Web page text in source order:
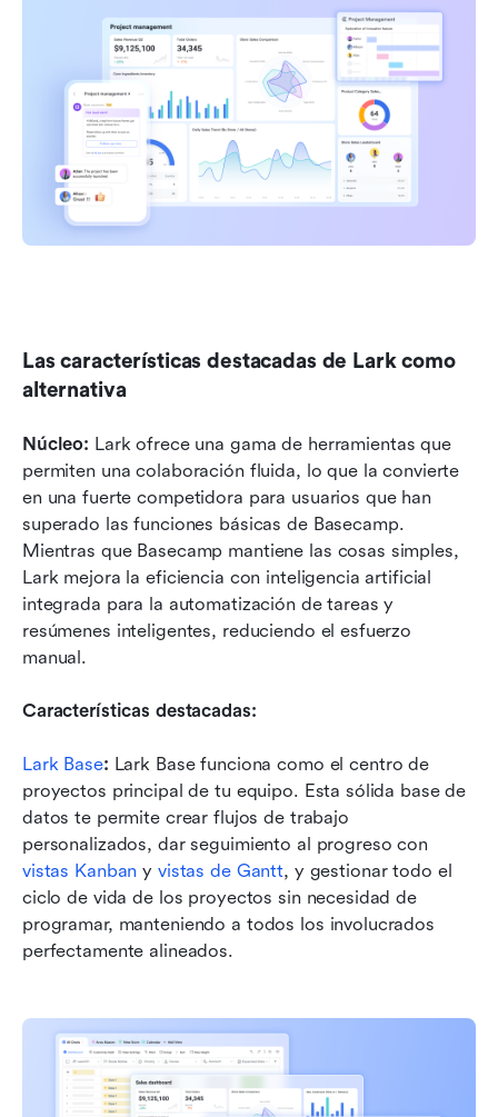
Las características destacadas de Lark como
alternativa
Núcleo: Lark ofrece una gama de herramientas que
permiten una colaboración fluida, lo que la convierte
en una fuerte competidora para usuarios que han
superado las funciones básicas de Basecamp.
Mientras que Basecamp mantiene las cosas simples,
Lark mejora la eficiencia con inteligencia artificial
integrada para la automatización de tareas y
resúmenes inteligentes, reduciendo el esfuerzo
manual.
Características destacadas:
Lark Base: Lark Base funciona como el centro de
proyectos principal de tu equipo. Esta sólida base de
datos te permite crear flujos de trabajo
vistas Kanban y vistas de Gantt, y gestionar todo el
ciclo de vida de los proyectos sin necesidad de
programar, manteniendo a todos los involucrados
perfectamente alineados.